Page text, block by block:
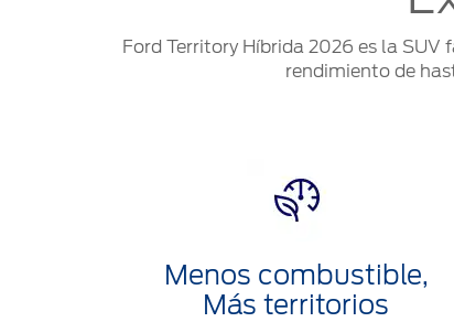
Ford Territory Híbrida 2026 es la
rendimiento de
Menos combustible,
Más territorios